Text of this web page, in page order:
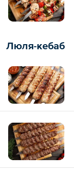
Люля-кебаб